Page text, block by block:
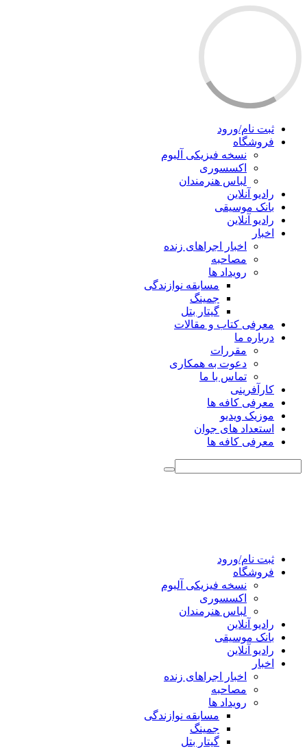
ثبت نام/ورود
فروشگاه
نسخه فیزیکی آلبوم
اکسسوری
لباس هنرمندان
رادیو آنلاین
بانک موسیقی
رادیو آنلاین
اخبار
اخبار اجراهای زنده
مصاحبه
رویداد ها
مسابقه نوازندگی
جمینگ
گیتار بتل
معرفی کتاب و مقالات
درباره ما
مقررات
دعوت به همکاری
تماس با ما
کارآفرینی
معرفی کافه ها
موزیک ویدیو
استعداد های جوان
معرفی کافه ها
ثبت نام/ورود
فروشگاه
نسخه فیزیکی آلبوم
اکسسوری
لباس هنرمندان
رادیو آنلاین
بانک موسیقی
رادیو آنلاین
اخبار
اخبار اجراهای زنده
مصاحبه
رویداد ها
مسابقه نوازندگی
جمینگ
گیتار بتل